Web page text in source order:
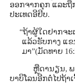
ອອກຈາກຄຸກ ແລະ
ປະເທດອີຢິບ.
“ຖ້າຜູ້ໃດຢາກຈະ
ແລ້ວຮັບກາງ ແ
ມາ”(ມັດທາຍ
ຫຼືດານຽນ, ພ
ບາບິໂລນອີກຕໍ່ໄປຖ້າ